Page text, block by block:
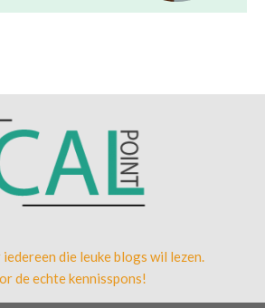
die leuke blogs wil lezen.
de echte kennisspons!